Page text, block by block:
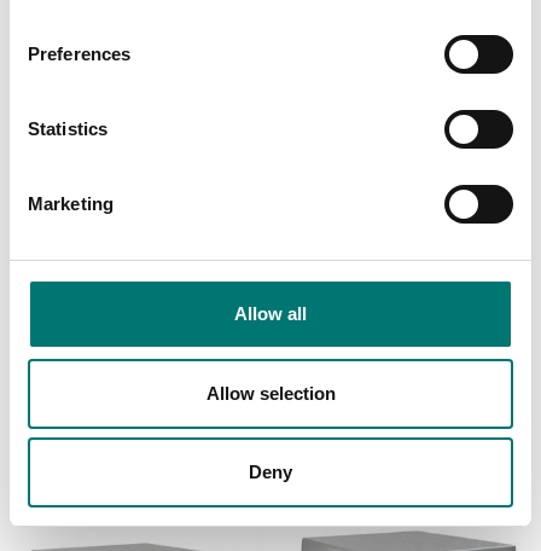
Preferences
Statistics
Marketing
Allow all
Allow selection
Deny
Bordsvåg Ohaus Valor
7000, dubbeldisplay.
Pris från: 7 690 kr
Bordsvågar
Bordsvåg Radwag WLC
Pris från: 6 870 kr